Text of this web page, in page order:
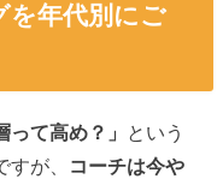
を年代別にご
って高め？」 という
が、 コーチは今や